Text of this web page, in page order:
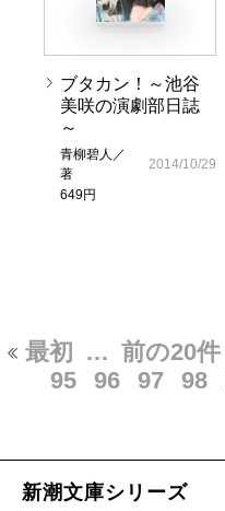
ブタカン！～池谷
美咲の演劇部日誌
～
青柳碧人／
著
649円
2014/10/29
最初 … 前の20件
95
96 97 98
新潮文庫シリーズ